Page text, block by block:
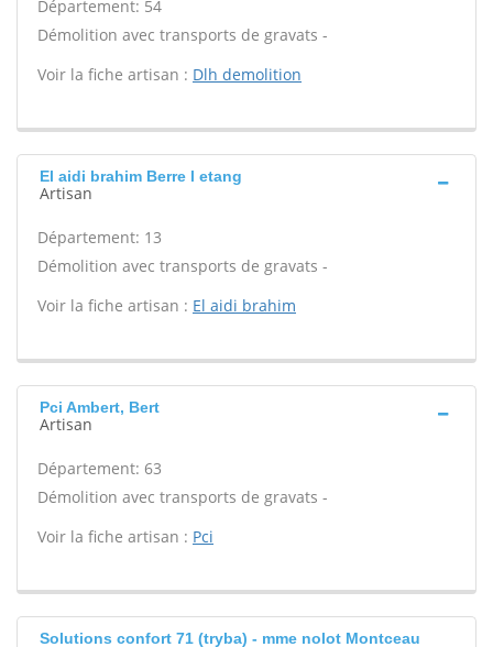
Département: 54
Démolition avec transports de gravats -
Voir la fiche artisan : Dlh demolition
El aidi brahim Berre l etang
Artisan
Département: 13
Démolition avec transports de gravats -
Voir la fiche artisan : El aidi brahim
Pci Ambert, Bert
Artisan
Département: 63
Démolition avec transports de gravats -
Voir la fiche artisan : Pci
Solutions confort 71 (tryba) - mme nolot Montceau